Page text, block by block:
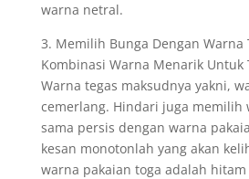
warna netral.
3. Memilih Bunga Dengan Warna
Kombinasi Warna Menarik Untuk
Warna tegas maksudnya yakni,
cemerlang. Hindari juga memilih
sama persis dengan warna
kesan monotonlah yang akan
warna pakaian toga adalah